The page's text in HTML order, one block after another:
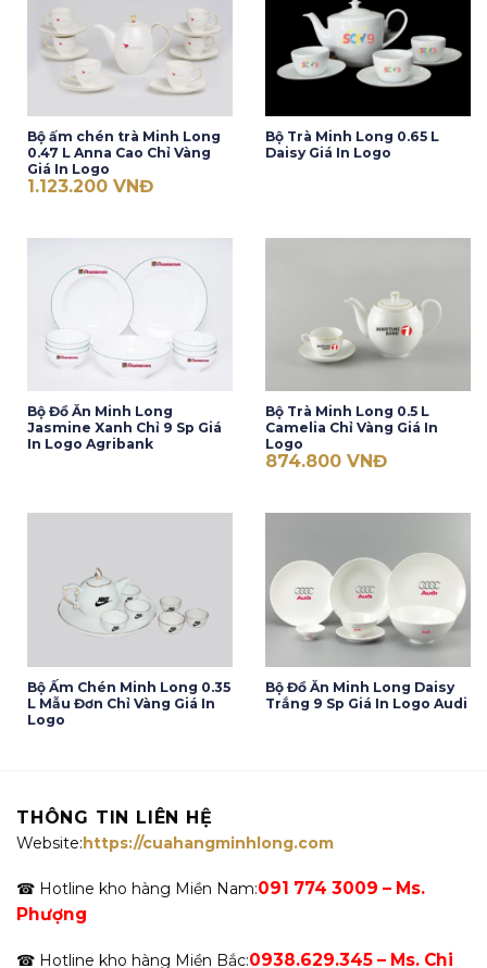
Bộ ấm chén trà Minh Long
0.47 L Anna Cao Chỉ Vàng
Giá In Logo
1.123.200 VNĐ
Bộ Trà Minh Long 0.65 L
Daisy Giá In Logo
Bộ Đồ Ăn Minh Long
Jasmine Xanh Chỉ 9 Sp Giá
In Logo Agribank
Bộ Trà Minh Long 0.5 L
Camelia Chỉ Vàng Giá In
Logo
874.800 VNĐ
Bộ Ấm Chén Minh Long 0.35
L Mẫu Đơn Chỉ Vàng Giá In
Logo
Bộ Đồ Ăn Minh Long Daisy
Trắng 9 Sp Giá In Logo Audi
THÔNG TIN LIÊN HỆ
Website: https://cuahangminhlong.com
☎ Hotline kho hàng Miền Nam:091 774 3009 – Ms.
Phượng
☎ Hotline kho hàng Miền Bắc:0938.629.345 – Ms. Chi